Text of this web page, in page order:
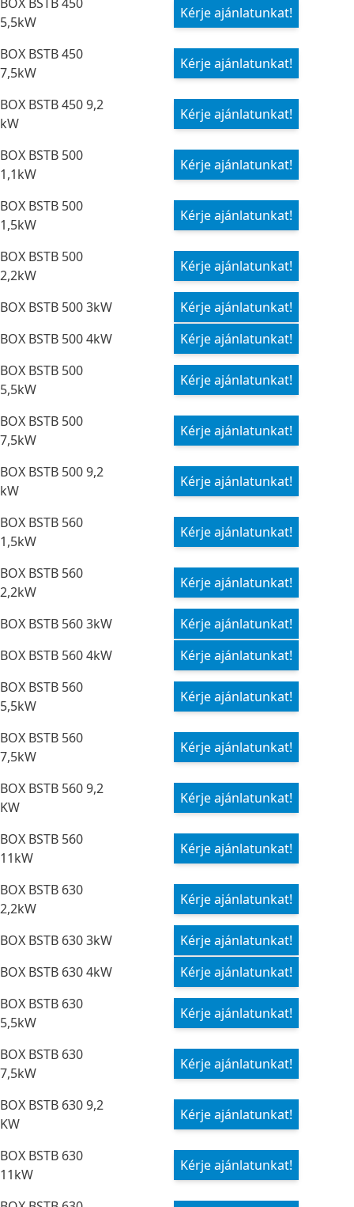
5,5kW
Kérje ajánlatunkat!
BOX BSTB 450
7,5kW
Kérje ajánlatunkat!
BOX BSTB 450 9,2
kW
Kérje ajánlatunkat!
BOX BSTB 500
1,1kW
Kérje ajánlatunkat!
BOX BSTB 500
1,5kW
Kérje ajánlatunkat!
BOX BSTB 500
2,2kW
Kérje ajánlatunkat!
BOX BSTB 500 3kW
Kérje ajánlatunkat!
BOX BSTB 500 4kW
Kérje ajánlatunkat!
BOX BSTB 500
5,5kW
Kérje ajánlatunkat!
BOX BSTB 500
7,5kW
Kérje ajánlatunkat!
BOX BSTB 500 9,2
kW
Kérje ajánlatunkat!
BOX BSTB 560
1,5kW
Kérje ajánlatunkat!
BOX BSTB 560
2,2kW
Kérje ajánlatunkat!
BOX BSTB 560 3kW
Kérje ajánlatunkat!
BOX BSTB 560 4kW
Kérje ajánlatunkat!
BOX BSTB 560
5,5kW
Kérje ajánlatunkat!
BOX BSTB 560
7,5kW
Kérje ajánlatunkat!
BOX BSTB 560 9,2
KW
Kérje ajánlatunkat!
BOX BSTB 560
11kW
Kérje ajánlatunkat!
BOX BSTB 630
2,2kW
Kérje ajánlatunkat!
BOX BSTB 630 3kW
Kérje ajánlatunkat!
BOX BSTB 630 4kW
Kérje ajánlatunkat!
BOX BSTB 630
5,5kW
Kérje ajánlatunkat!
BOX BSTB 630
7,5kW
Kérje ajánlatunkat!
BOX BSTB 630 9,2
KW
Kérje ajánlatunkat!
BOX BSTB 630
11kW
Kérje ajánlatunkat!